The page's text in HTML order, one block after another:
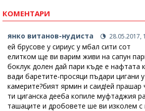
КОМЕНТАРИ
янко витанов-нудиста
28.05.2017,
ей брусове у сириус у мбал сити сот
елитком ще ви варим живи на сапун
боклук долен дай пари къде е нафтата
вади баретите-просяци пъдари цигани
камерите?бият ярмин и саид!ей
ти циганска дееба копиле муфтаджия
ташаците и дробовете ше ви изколем с